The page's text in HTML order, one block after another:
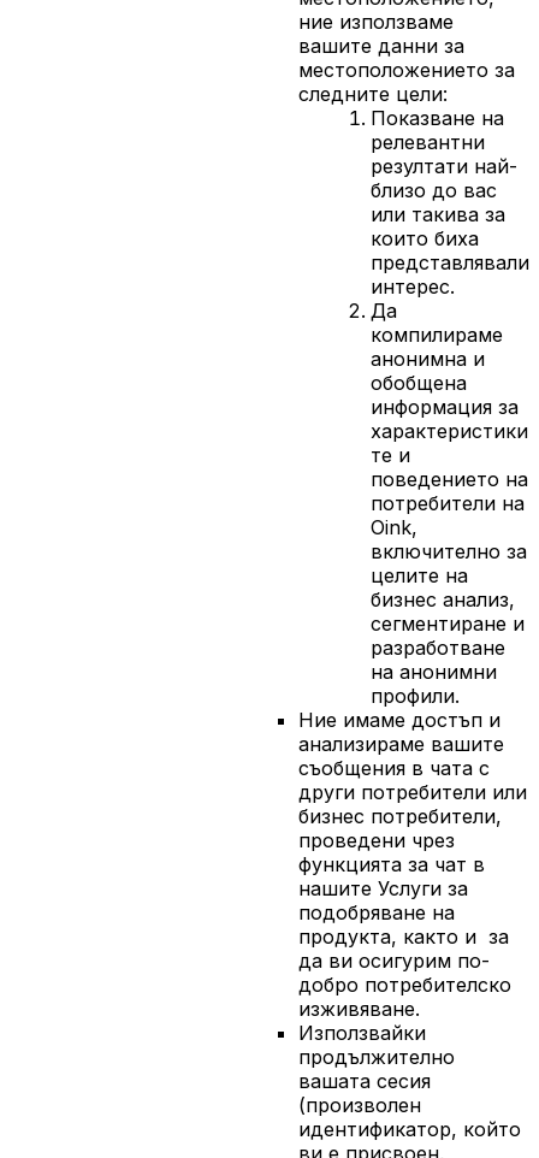
ние използваме
вашите данни за
местоположението за
следните цели:
Показване на
релевантни
резултати най-
близо до вас
или такива за
които биха
представлявали
интерес.
Да
компилираме
анонимна и
обобщена
информация за
характеристики
те и
поведението на
потребители на
Oink,
включително за
целите на
бизнес анализ,
сегментиране и
разработване
на анонимни
профили.
Ние имаме достъп и
анализираме вашите
съобщения в чата с
други потребители или
бизнес потребители,
проведени чрез
функцията за чат в
нашите Услуги за
подобряване на
продукта, както и за
да ви осигурим по-
добро потребителско
изживяване.
Използвайки
продължително
вашата сесия
(произволен
идентификатор, който